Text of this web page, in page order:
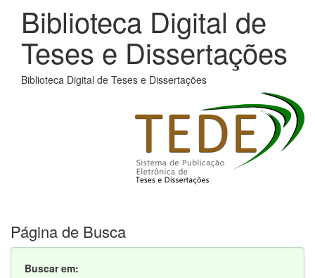
Biblioteca Digital de
Teses e Dissertações
Biblioteca Digital de Teses e Dissertações
Página de Busca
Buscar em: